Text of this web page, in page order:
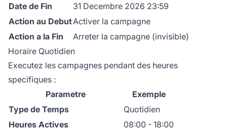
Date de Fin
31 Decembre 2026 23:59
Action au DebutActiver la campagne
Action a la Fin
Arreter la campagne (invisible)
Horaire Quotidien
Executez les campagnes pendant des heures
specifiques :
Parametre
Exemple
Type de Temps
Quotidien
Heures Actives
08:00 - 18:00